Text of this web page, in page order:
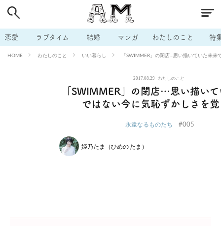
恋愛 ラブタイム 結婚 マンガ わたしのこと 特
HOME わたしのこと いい暮らし 「SWIMMER」の閉店…思い描いていた未
2017.08.29 わたしのこと
「SWIMMER」の閉店…思い描い
ではない今に気恥ずかしさを覚
永遠なるものたち #005
姫乃たま（ひめの たま）
# 男の本音 # セフレ # 不倫
# 出会う方法 # マッチングアプリ # ラブグッズ # 体の相